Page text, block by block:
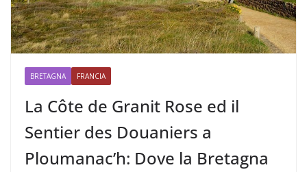
BRETAGNA FRANCIA
La Côte de Granit Rose ed il
Sentier des Douaniers a
Ploumanac’h: Dove la Bretagna